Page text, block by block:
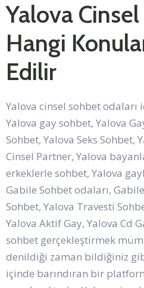
Yalova
Hangi
Edilir
Yalova cinsel sohbet odaları
Yalova gay sohbet, Yalova
Sohbet, Yalova Seks Sohbet,
Cinsel Partner, Yalova
erkeklerle sohbet, Yalova
Gabile Sohbet odaları,
Sohbet, Yalova Travesti
Yalova Aktif Gay, Yalova Cd
sohbet gerçekleştirmek
denildiği zaman bildiğiniz
içinde barındıran bir